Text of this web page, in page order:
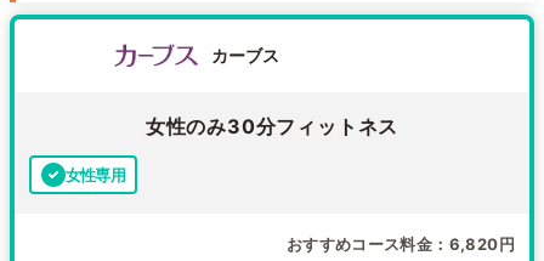
カーブス
女性のみ30分フィットネス
女性専用
おすすめコース料金 6,820円